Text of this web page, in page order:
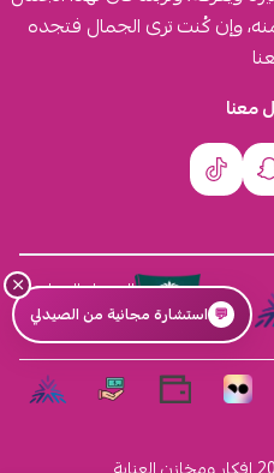
وإن كُنت ترى الجمال فتجده
معنا
السجل التجاري
4030431116
×
💬 استشارة مجانية من الصيدلي